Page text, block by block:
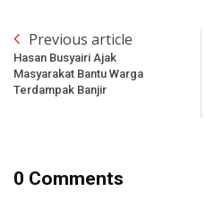
Previous article
Hasan Busyairi Ajak
Masyarakat Bantu Warga
Terdampak Banjir
0 Comments